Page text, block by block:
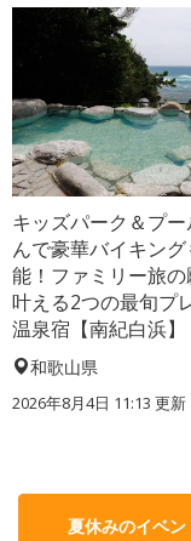
キッズパーク＆プ
んで豪華バイキン
能！ファミリー旅の
叶える2つの最旬プ
温泉宿【南紀白浜】
和歌山県
2026年8月4日 11:13 更新
夏休みのイベ